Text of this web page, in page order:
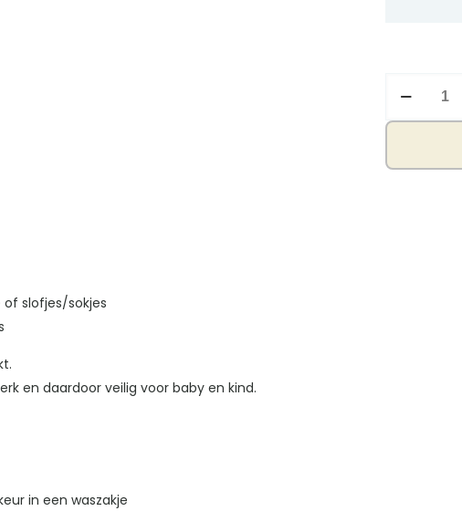
panter
of slofjes/sokjes
en daardoor veilig voor baby en kind.
in een waszakje